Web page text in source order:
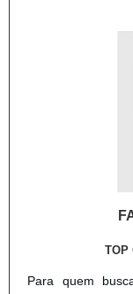
TOP
Para quem